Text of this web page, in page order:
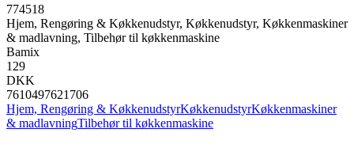
774518
Hjem, Rengøring & Køkkenudstyr, Køkkenudstyr, Køkkenmaskiner
& madlavning, Tilbehør til køkkenmaskine
Bamix
129
DKK
7610497621706
Hjem, Rengøring & KøkkenudstyrKøkkenudstyrKøkkenmaskiner
& madlavningTilbehør til køkkenmaskine